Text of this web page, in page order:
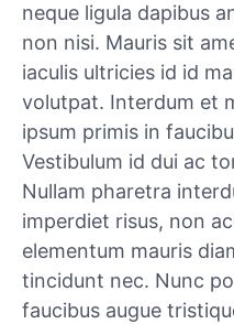
neque ligula dapibus
non nisi. Mauris sit
iaculis ultricies id id
volutpat. Interdum et
ipsum primis in
Vestibulum id dui ac
Nullam pharetra
imperdiet risus, non
elementum mauris
tincidunt nec. Nunc
faucibus augue